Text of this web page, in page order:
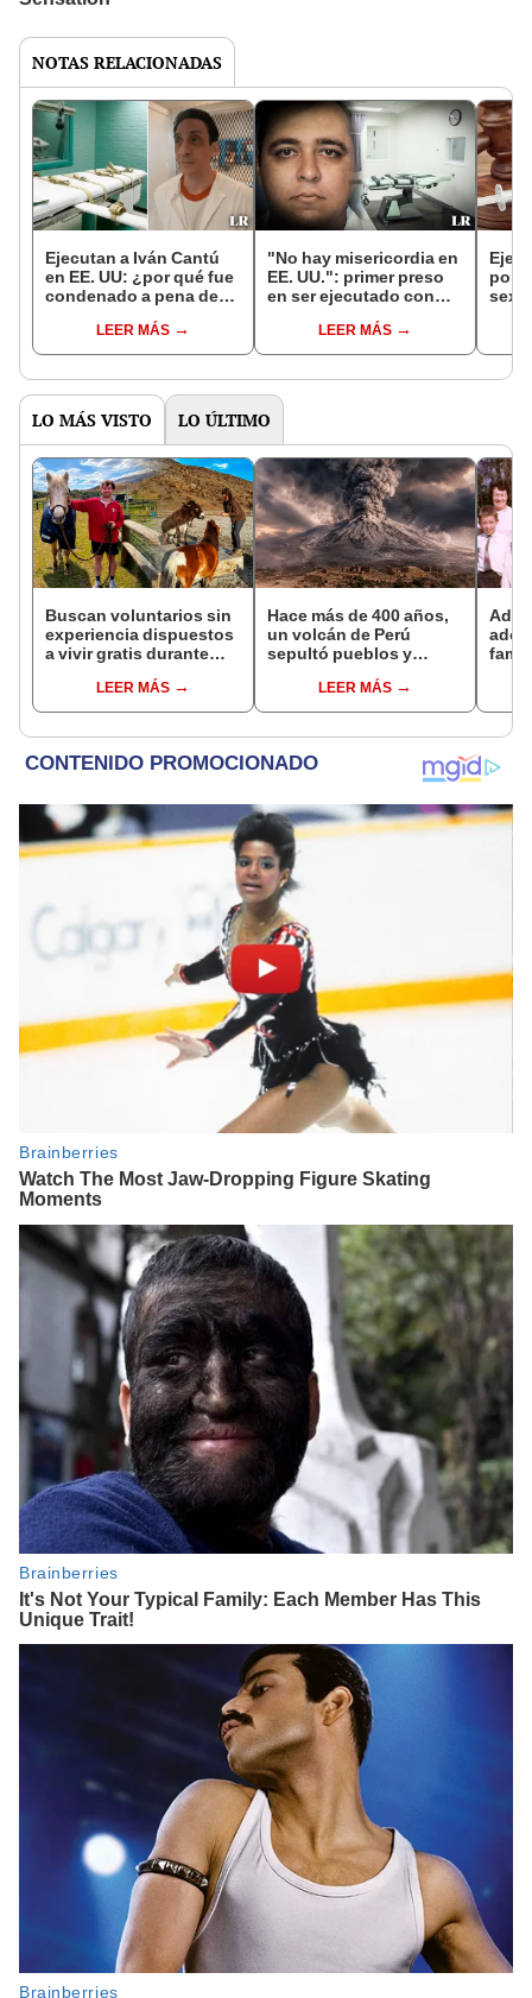
NOTAS RELACIONADAS
Ejecutan a Iván Cantú
en EE. UU: ¿por qué fue
condenado a pena de
sus últimas palabras?
LEER MÁS
"No hay misericordia en
EE. UU.": primer preso
en ser ejecutado con
procesoLEER MÁS
por
LO MÁS VISTO LO ÚLTIMO
Buscan voluntarios sin
experiencia dispuestos
a vivir gratis durante
cuidar caballos, burros
y otros animales
LEER MÁS
Hace más de 400 años,
un volcán de Perú
sepultó pueblos y
veranos más fríos de la
historia: sigue bajo
LEER MÁS
ADN
un